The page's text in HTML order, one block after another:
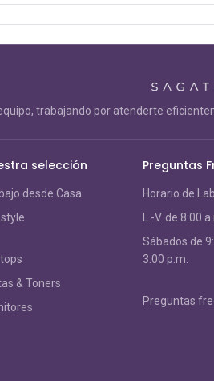
trabajando por atenderte
selección
desde Casa
& Toners
Preguntas
Horario de
L.-V. de 8:00
Sábados de
3:00 p.m.
Preguntas